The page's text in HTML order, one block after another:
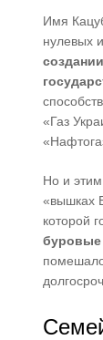
Имя
нулевых
«Газ
Но и
«вышках
которой
буровые